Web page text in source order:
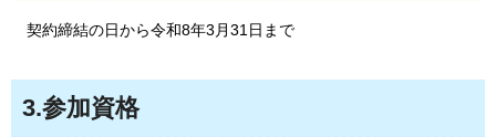
契約締結の日から令和8年3月31日まで
3.参加資格